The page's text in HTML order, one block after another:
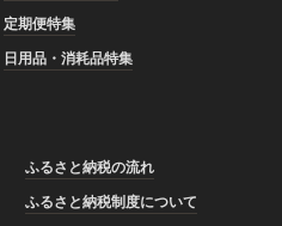
定期便特集
日用品・消耗品特集
ふるさと納税の流れ
ふるさと納税制度について